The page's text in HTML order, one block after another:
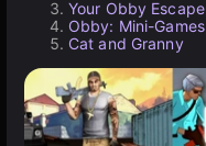
Your Obby Escape
Obby: Mini-Games
Cat and Granny